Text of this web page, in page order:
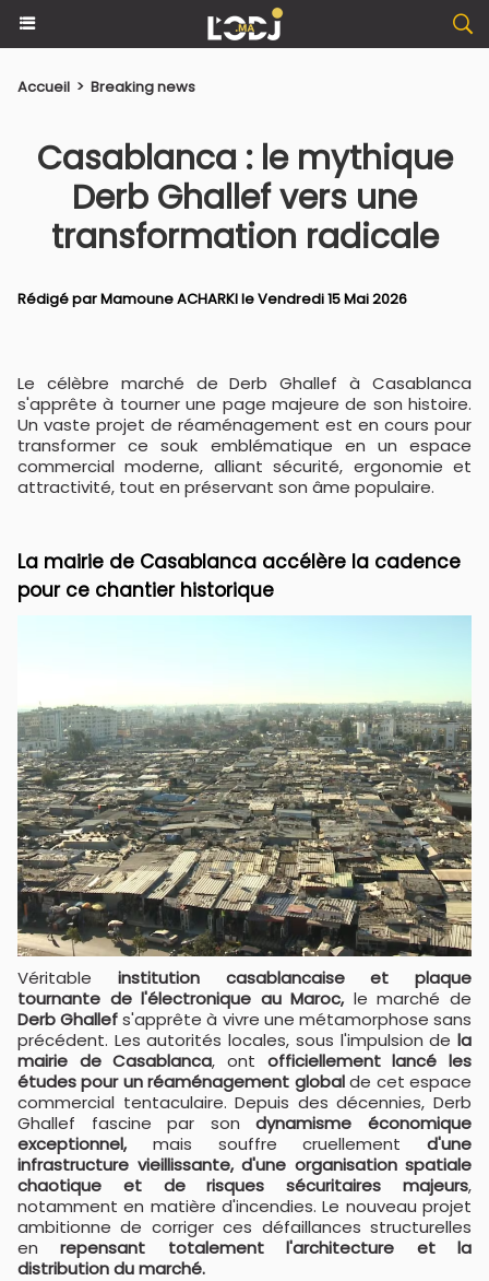
Accueil > Breaking news
Casablanca : le mythique
Derb Ghallef vers une
transformation radicale
Rédigé parMamoune ACHARKIle Vendredi 15 Mai 2026
Le célèbre marché de Derb Ghallef à Casablanca
s'apprête à tourner une page majeure de son histoire.
Un vaste projet de réaménagement est en cours pour
transformer ce souk emblématique en un espace
commercial moderne, alliant sécurité, ergonomie et
attractivité, tout en préservant son âme populaire.
La mairie de Casablanca accélère la cadence
pour ce chantier historique
Véritable institution casablancaise et plaque
tournante de l'électronique au Maroc,le marché de
Derb Ghallefs'apprête à vivre une métamorphose sans
précédent. Les autorités locales, sous l'impulsion de la
mairie de Casablanca, ont officiellement lancé les
études pour un réaménagement globalde cet espace
commercial tentaculaire. Depuis des décennies, Derb
Ghallef fascine par sondynamisme économique
exceptionnel,mais souffre cruellement d'une
infrastructure vieillissante, d'une organisation spatiale
chaotique et de risques sécuritaires majeurs,
notamment en matière d'incendies. Le nouveau projet
ambitionne de corriger ces défaillances structurelles
en repensant totalement l'architecture et la
distribution du marché.